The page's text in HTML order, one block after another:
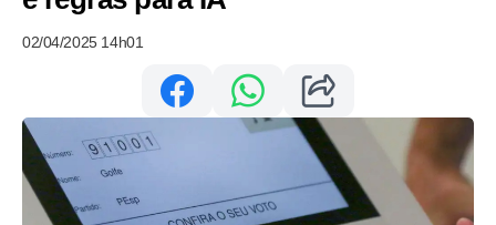
02/04/2025 14h01